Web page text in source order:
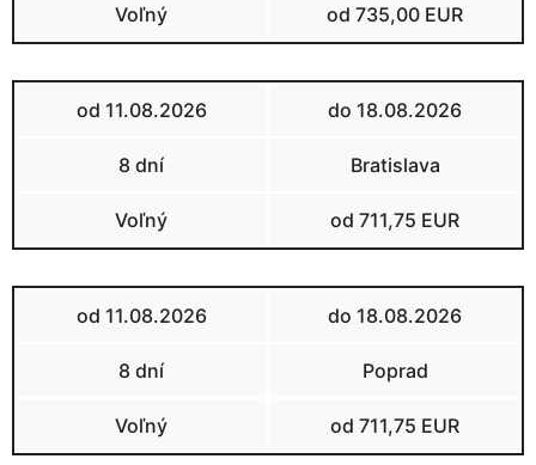
Voľný od 735,00 EUR
od 11.08.2026 do 18.08.2026
8 dní Bratislava
Voľný od 711,75 EUR
od 11.08.2026 do 18.08.2026
8 dní Poprad
Voľný od 711,75 EUR